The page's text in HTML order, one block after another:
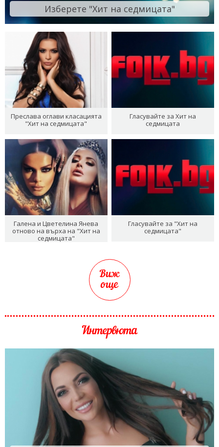
Изберете "Хит на седмицата"
Преслава оглави класацията
"Хит на седмицата"
Гласувайте за Хит на
седмицата
Галена и Цветелина Янева
отново на върха на "Хит на
седмицата"
Гласувайте за "Хит на
седмицата"
Виж
още
Интервюта